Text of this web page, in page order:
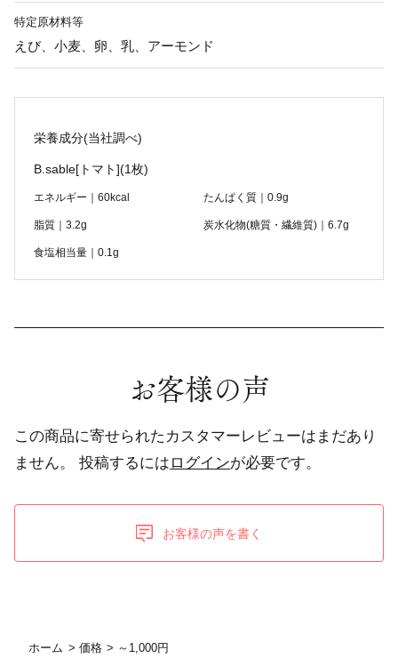
特定原材料等
えび、小麦、卵、乳、アーモンド
栄養成分(当社調べ)
B.sable[トマト](1枚)
エネルギー｜60kcal たんぱく質｜0.9g
脂質｜3.2g 炭水化物(糖質・繊維質)｜6.7g
食塩相当量｜0.1g
お客様の声
この商品に寄せられたカスタマーレビューはまだあり
ません。
投稿するには ログインが必要です。
お客様の声を書く
ホーム > 価格 > ～1,000円